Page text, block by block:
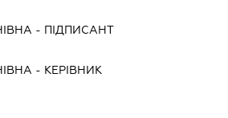
- ПІДПИСАНТ
- КЕРІВНИК